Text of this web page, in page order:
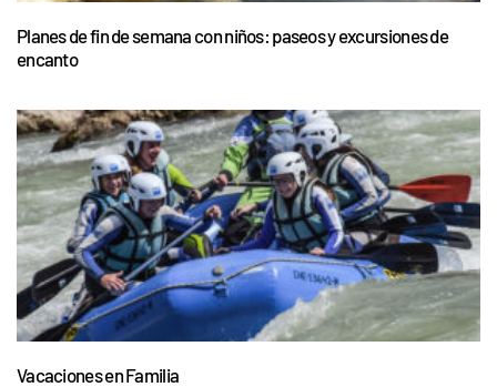
Planes de fin de semana con niños: paseos y excursiones de
encanto
Vacaciones en Familia